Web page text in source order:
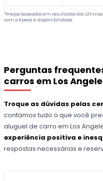
*Preços baseados em resultados dos
com a época e disponibilidade.
Perguntas
carros em Los
Troque as dúvidas pelas
contamos tudo o que você
aluguel de carro em Los
experiência positiva e
respostas necessárias e